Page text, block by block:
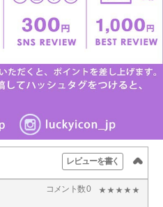
コメント数 0
レビューを書く